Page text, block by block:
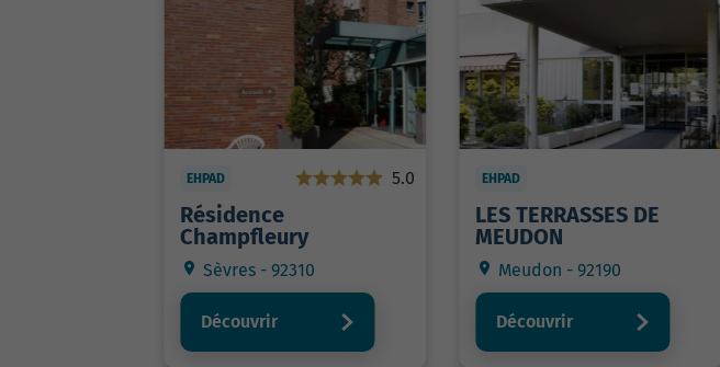
EHPAD 5.0
Résidence
Champfleury
Sèvres - 92310
Découvrir
EHPAD
LES TERRASSES DE
MEUDON
Meudon - 92190
Découvrir